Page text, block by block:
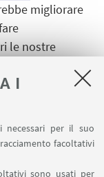
I
necessari per il suo
facoltativi
sono usati per
migliorare
le nostre
2023
in cui
i profili